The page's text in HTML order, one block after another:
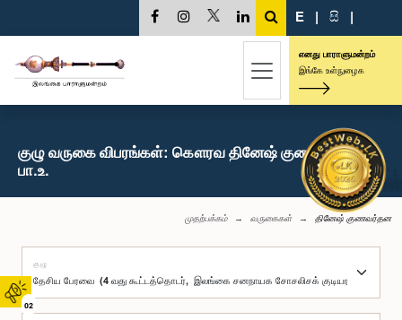
02
E | සි |
எனது பாராளுமன்றம்
இங்கே உள்நுழைக
குழு வருகை விபரங்கள்: கௌரவ தினேஷ் குணவர்தன,
பா.உ.
முதற்பக்கம் வருகைகள் தினேஷ் குணவர்தன
குழு